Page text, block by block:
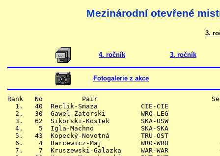
Mezinárodní otevřené
3.
4. ročník 3. ročník
Fotogalerie z akce
Rank   No          Pair                             Sess.
1.   40  Reclik-Smaza           CIE-CIE
2.   30  Gawel-Zatorski         WRO-LEG
3.   62  Sikorski-Kostek        SKA-OSW
4.    5  Igla-Machno            SKA-SKA
5.   43  Kopecký-Novotná        TRU-OST
6.    4  Barcewicz-Maj          WRO-WRO
7.    7  Kruszewski-Galazka     WAR-WAR